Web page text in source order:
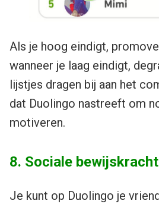
Als je hoog eindigt,
wanneer je laag eindigt,
lijstjes dragen bij aan het
dat Duolingo nastreeft om
motiveren.
8. Sociale
Je kunt op Duolingo je